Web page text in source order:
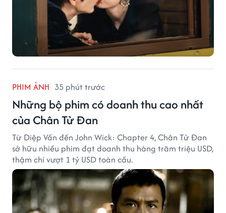
PHIM ẢNH 35 phút trước
Những bộ phim có doanh thu cao nhất
của Chân Tử Đan
Từ Diệp Vấn đến John Wick: Chapter 4, Chân Tử Đan
sở hữu nhiều phim đạt doanh thu hàng trăm triệu USD,
thậm chí vượt 1 tỷ USD toàn cầu.